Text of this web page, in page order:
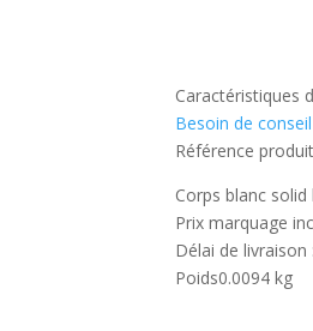
Caractéristiques
Besoin de
Référence
Corps blanc
Prix marquage
Délai de
Poids0.0094 kg